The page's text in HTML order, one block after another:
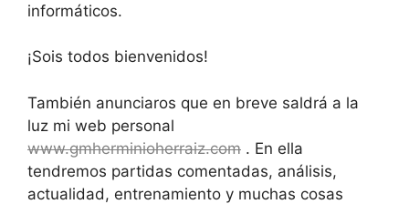
informáticos.
¡Sois todos bienvenidos!
También anunciaros que en breve saldrá a la
luz mi web personal
www.gmherminioherraiz.com . En ella
tendremos partidas comentadas, análisis,
actualidad, entrenamiento y muchas cosas